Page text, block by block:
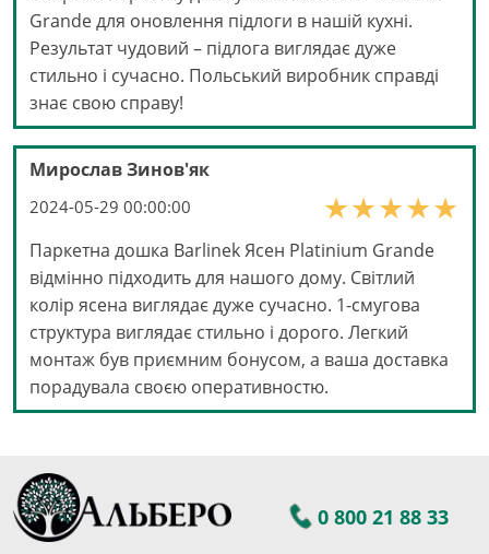
Grande для оновлення підлоги в нашій кухні.
Результат чудовий – підлога виглядає дуже
стильно і сучасно. Польський виробник справді
знає свою справу!
Мирослав Зинов'як
2024-05-29 00:00:00
Паркетна дошка Barlinek Ясен Platinium Grande
відмінно підходить для нашого дому. Світлий
колір ясена виглядає дуже сучасно. 1-смугова
структура виглядає стильно і дорого. Легкий
монтаж був приємним бонусом, а ваша доставка
порадувала своєю оперативностю.
0 800 21 88 33